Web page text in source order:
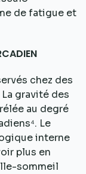
de fatigue et
chez des
gravité des
au degré
Le
interne
plus en
sommeil